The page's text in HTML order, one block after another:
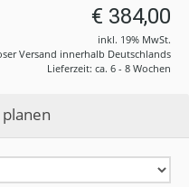
€ 384,00
inkl. 19% MwSt.
Versand innerhalb Deutschlands
Lieferzeit: ca. 6 - 8 Wochen